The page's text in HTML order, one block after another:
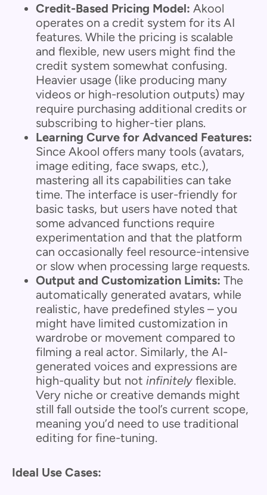
Credit-Based Pricing Model: Akool
operates on a credit system for its AI
features. While the pricing is scalable
and flexible, new users might find the
credit system somewhat confusing.
Heavier usage (like producing many
videos or high-resolution outputs) may
require purchasing additional credits or
subscribing to higher-tier plans.
Learning Curve for Advanced Features:
Since Akool offers many tools (avatars,
image editing, face swaps, etc.),
mastering all its capabilities can take
time. The interface is user-friendly for
basic tasks, but users have noted that
some advanced functions require
experimentation and that the platform
can occasionally feel resource-intensive
or slow when processing large requests.
Output and Customization Limits: The
automatically generated avatars, while
realistic, have predefined styles – you
might have limited customization in
wardrobe or movement compared to
filming a real actor. Similarly, the AI-
generated voices and expressions are
high-quality but not infinitely flexible.
Very niche or creative demands might
still fall outside the tool’s current scope,
meaning you’d need to use traditional
editing for fine-tuning.
Ideal Use Cases: